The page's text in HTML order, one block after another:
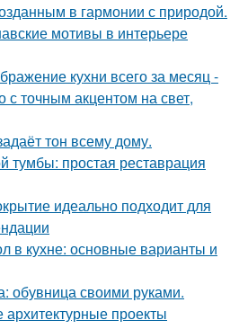
в гармонии с природой.
мотивы в интерьере
кухни всего за месяц -
с точным акцентом на свет,
тон всему дому.
тумбы: простая реставрация
идеально подходит для
в кухне: основные варианты и
обувница своими руками.
проекты